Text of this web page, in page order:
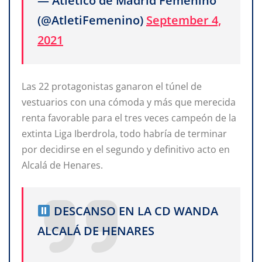
(@AtletiFemenino) September 4,
2021
Las 22 protagonistas ganaron el túnel de
vestuarios con una cómoda y más que merecida
renta favorable para el tres veces campeón de la
extinta Liga Iberdrola, todo habría de terminar
por decidirse en el segundo y definitivo acto en
Alcalá de Henares.
DESCANSO EN LA CD WANDA
ALCALÁ DE HENARES